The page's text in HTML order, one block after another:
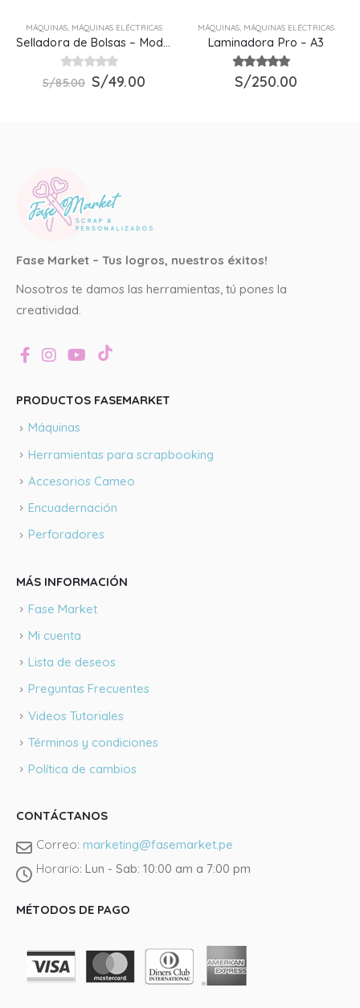
MÁQUINAS, MÁQUINAS ELÉCTRICAS
Selladora de Bolsas – Modelo de 20 cm
0out of 5
S/85.00 El
S/49.00El
MÁQUINAS, MÁQUINAS ELÉCTRICAS
Laminadora Pro – A3
5.00out of 5
S/250.00
Fase Market – Tus logros, nuestros éxitos!
Nosotros te damos las herramientas, tú pones la
creatividad.
PRODUCTOS FASEMARKET
Máquinas
Herramientas para scrapbooking
Accesorios Cameo
Encuadernación
Perforadores
MÁS INFORMACIÓN
Fase Market
Mi cuenta
Lista de deseos
Preguntas Frecuentes
Videos Tutoriales
Términos y condiciones
Política de cambios
CONTÁCTANOS
Correo: marketing@fasemarket.pe
Horario: Lun - Sab: 10:00 am a 7:00 pm
MÉTODOS DE PAGO